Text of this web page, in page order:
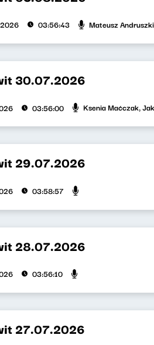
03:56:43 Mateusz
30.07.2026
03:56:00 Ksenia Maćczak,
29.07.2026
03:58:57
28.07.2026
03:56:10
27.07.2026